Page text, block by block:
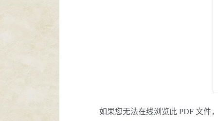
如果您无法在线浏览此 PDF 文件